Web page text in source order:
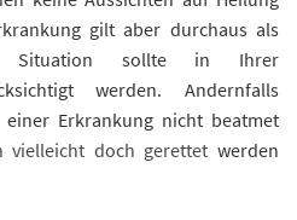
gilt aber durchaus als
Situation sollte in Ihrer
werden. Andernfalls
Erkrankung nicht beatmet
vielleicht doch gerettetwerden